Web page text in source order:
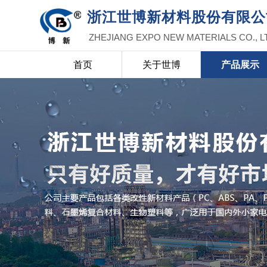
世博新材料
EXPO NEW MATERIALS
首页
首页 关于世博 产品展示
浙江世博新材料股份有限
ZHEJIANG EXPO NEW MATERIALS CO.,